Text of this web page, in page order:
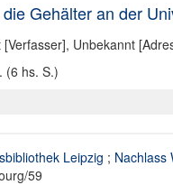
Gehälter an der
, Unbekannt
(6 hs. S.)
Leipzig ; Nachlass
59